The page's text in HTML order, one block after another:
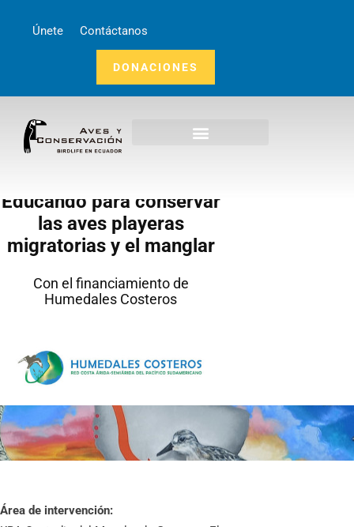
Únete Contáctanos
DONACIONES
Inicio
Nosotros
Noticias
Educando para conservar
las aves playeras
migratorias y el manglar
Con el financiamiento de
Humedales Costeros
Área de intervención: